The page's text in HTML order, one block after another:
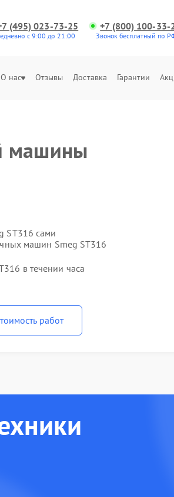
(495) 023-73-25
с 9:00 до 21:00
+7 (800) 100-33-
Звонок бесплатный по
О нас Отзывы Доставка Гарантии
машины
ST316 сами
машин Smeg ST316
в течении часа
работ